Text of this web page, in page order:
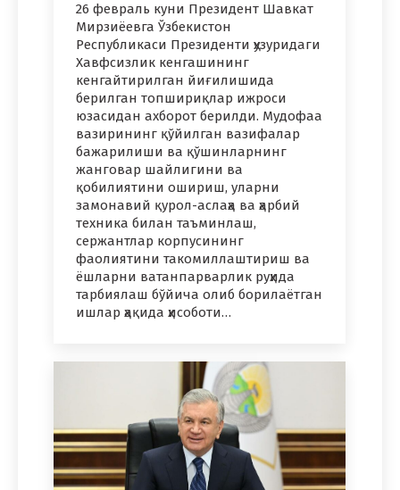
26 февраль куни Президент Шавкат
Мирзиёевга Ўзбекистон
Республикаси Президенти ҳузуридаги
Хавфсизлик кенгашининг
кенгайтирилган йиғилишида
берилган топшириқлар ижроси
юзасидан ахборот берилди. Мудофаа
вазирининг қўйилган вазифалар
бажарилиши ва қўшинларнинг
жанговар шайлигини ва
қобилиятини ошириш, уларни
замонавий қурол-аслаҳа ва ҳарбий
техника билан таъминлаш,
сержантлар корпусининг
фаолиятини такомиллаштириш ва
ёшларни ватанпарварлик руҳида
тарбиялаш бўйича олиб борилаётган
ишлар ҳақида ҳисоботи…